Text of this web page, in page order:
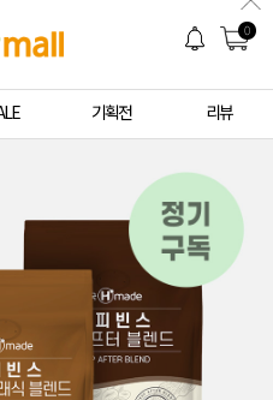
0
기획전 리뷰